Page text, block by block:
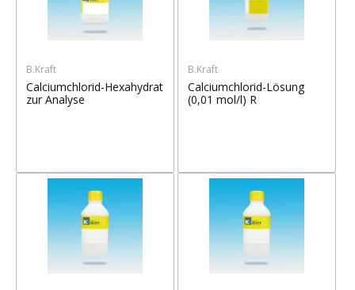
B.Kraft
Calciumchlorid-Hexahydrat
zur Analyse
B.Kraft
Calciumchlorid-Lösung
(0,01 mol/l) R